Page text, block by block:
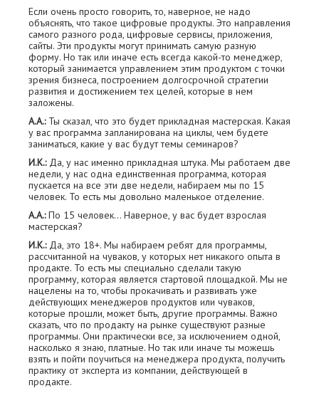
Если очень просто говорить, то, наверное, не надо
объяснять, что такое цифровые продукты. Это направления
самого разного рода, цифровые сервисы, приложения,
сайты. Эти продукты могут принимать самую разную
форму. Но так или иначе есть всегда какой-то менеджер,
который занимается управлением этим продуктом с точки
зрения бизнеса, построением долгосрочной стратегии
развития и достижением тех целей, которые в нем
заложены.
А.А.:Ты сказал, что это будет прикладная мастерская. Какая
у вас программа запланирована на циклы, чем будете
заниматься, какие у вас будут темы семинаров?
И.К.:Да, у нас именно прикладная штука. Мы работаем две
недели, у нас одна единственная программа, которая
пускается на все эти две недели, набираем мы по 15
человек. То есть мы довольно маленькое отделение.
А.А.:По 15 человек... Наверное, у вас будет взрослая
мастерская?
И.К.:Да, это 18+. Мы набираем ребят для программы,
рассчитанной на чуваков, у которых нет никакого опыта в
продакте. То есть мы специально сделали такую
программу, которая является стартовой площадкой. Мы не
нацелены на то, чтобы прокачивать и развивать уже
действующих менеджеров продуктов или чуваков,
которые прошли, может быть, другие программы. Важно
сказать, что по продакту на рынке существуют разные
программы. Они практически все, за исключением одной,
насколько я знаю, платные. Но так или иначе ты можешь
взять и пойти поучиться на менеджера продукта, получить
практику от эксперта из компании, действующей в
продакте.